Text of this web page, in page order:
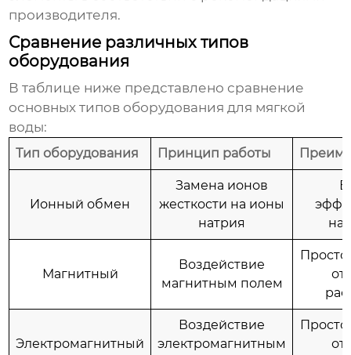
производителя.
Сравнение различных типов
оборудования
В таблице ниже представлено сравнение
основных типов оборудования для мягкой
воды:
Тип оборудования Принцип работы
Ионный обмен
Замена ионов
жесткости на ионы
натрия
Магнитный
Воздействие
магнитным полем
Электромагнитный
Воздействие
электромагнитным